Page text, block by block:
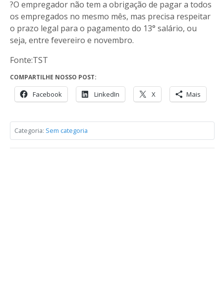
?O empregador não tem a obrigação de pagar a todos
os empregados no mesmo mês, mas precisa respeitar
o prazo legal para o pagamento do 13° salário, ou
seja, entre fevereiro e novembro.
Fonte:TST
COMPARTILHE NOSSO POST:
Facebook LinkedIn X Mais
Categoria: Sem categoria